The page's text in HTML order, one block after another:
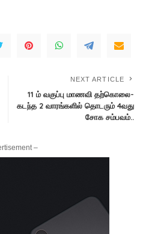
NEXT ARTICLE
11 ம் வகுப்பு மாணவி தற்கொலை-
கடந்த 2 வாரங்களில் தொடரும் 4வது
சோக சம்பவம்..
–